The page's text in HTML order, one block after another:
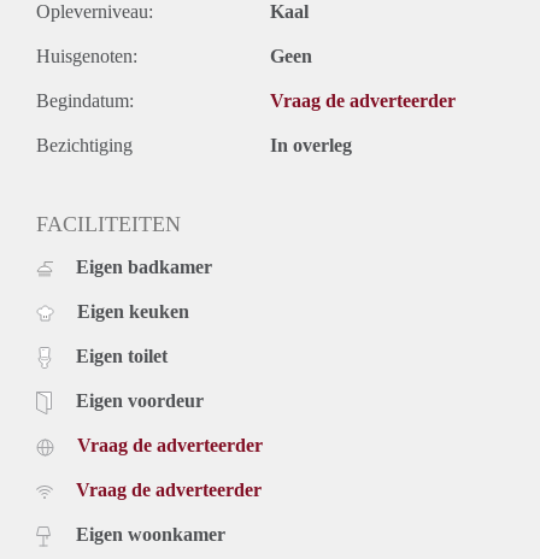
Opleverniveau: Kaal
Huisgenoten: Geen
Begindatum: Vraag de adverteerder
Bezichtiging In overleg
FACILITEITEN
Eigen badkamer
Eigen keuken
Eigen toilet
Eigen voordeur
Vraag de adverteerder
Vraag de adverteerder
Eigen woonkamer